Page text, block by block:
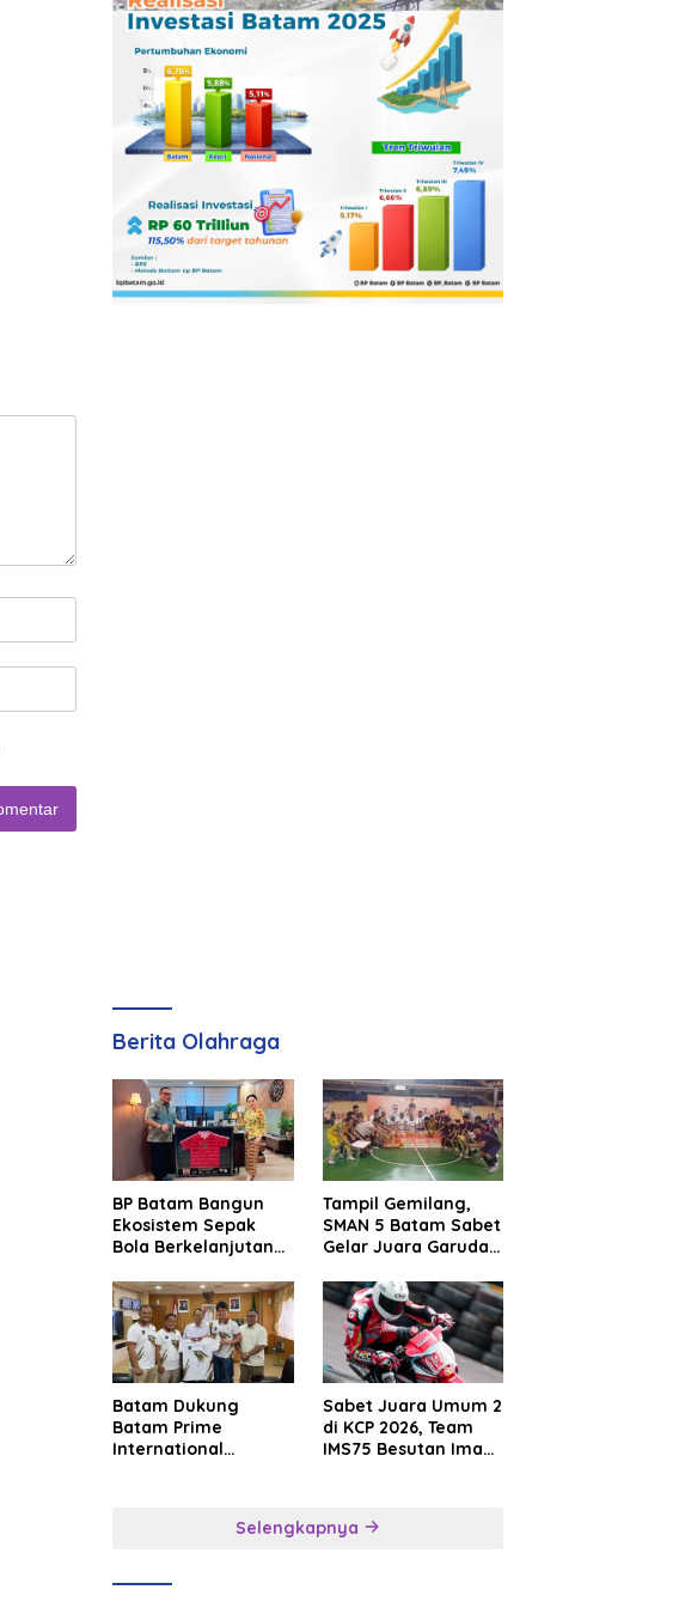
Berita Olahraga
BP Batam Bangun
Ekosistem Sepak
Bola Berkelanjutan
Premier FC
Tampil Gemilang,
SMAN 5 Batam Sabet
Gelar Juara Garuda
2026
Batam Dukung
Batam Prime
International
Indonesia–
Sabet Juara Umum 2
di KCP 2026, Team
IMS75 Besutan Iman
Selengkapnya